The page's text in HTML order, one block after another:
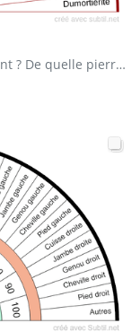
De quelle pierre ai-je besoin en ce moment ? De quelle pierre ai-je besoin pour ce soin ?